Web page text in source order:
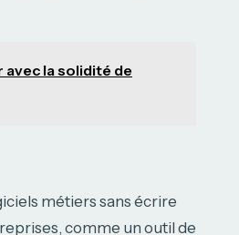
la solidité de
métiers sans écrire
comme un outil de